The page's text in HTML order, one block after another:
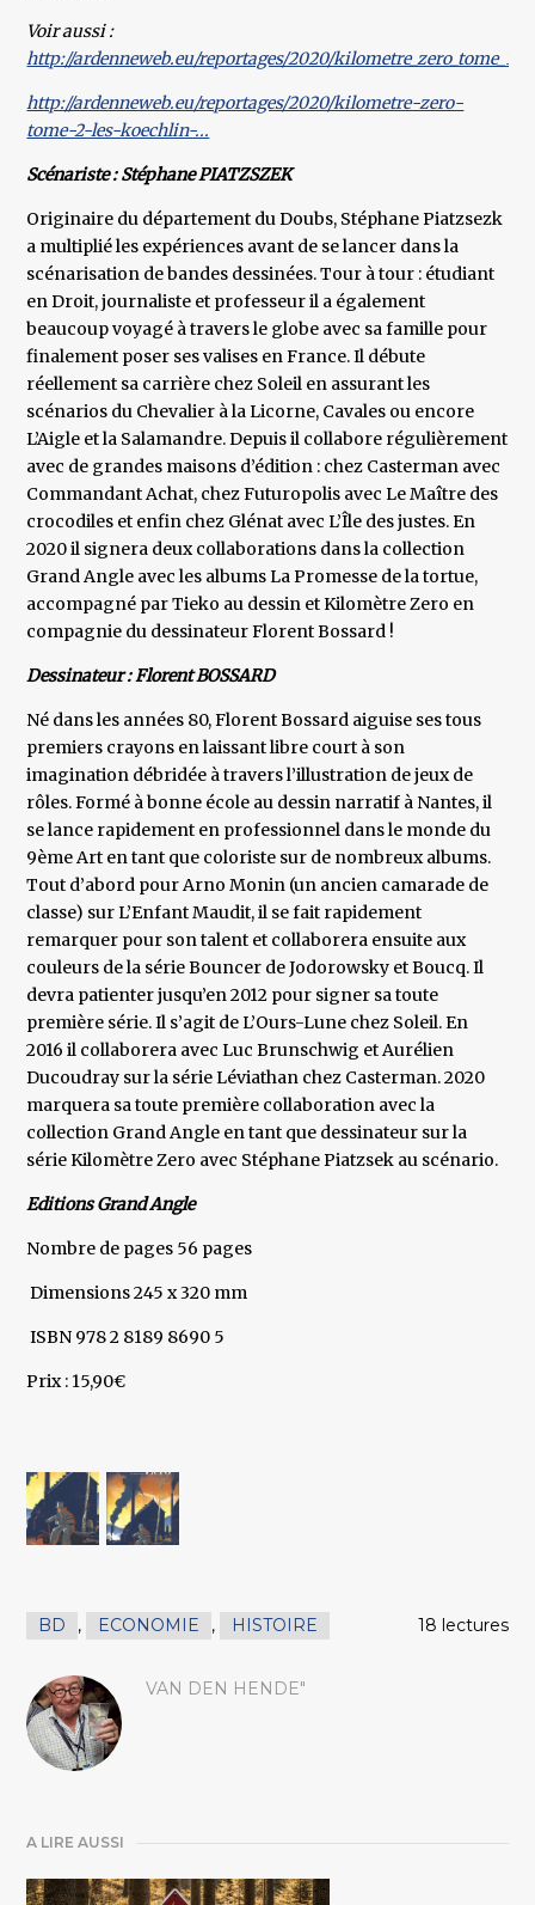
Voir aussi :
http://ardenneweb.eu/reportages/2020/
http://ardenneweb.eu/reportages/2020/kilometre-zero-
tome-2-les-koechlin-...
Scénariste : Stéphane PIATZSZEK
Originaire du département du Doubs, Stéphane Piatzsezk
a multiplié les expériences avant de se lancer dans la
scénarisation de bandes dessinées. Tour à tour : étudiant
en Droit, journaliste et professeur il a également
beaucoup voyagé à travers le globe avec sa famille pour
finalement poser ses valises en France. Il débute
réellement sa carrière chez Soleil en assurant les
scénarios du Chevalier à la Licorne, Cavales ou encore
L’Aigle et la Salamandre. Depuis il collabore régulièrement
avec de grandes maisons d’édition : chez Casterman avec
Commandant Achat, chez Futuropolis avec Le Maître des
crocodiles et enfin chez Glénat avec L’Île des justes. En
2020 il signera deux collaborations dans la collection
Grand Angle avec les albums La Promesse de la tortue,
accompagné par Tieko au dessin et Kilomètre Zero en
compagnie du dessinateur Florent Bossard !
Dessinateur : Florent BOSSARD
Né dans les années 80, Florent Bossard aiguise ses tous
premiers crayons en laissant libre court à son
imagination débridée à travers l’illustration de jeux de
rôles. Formé à bonne école au dessin narratif à Nantes, il
se lance rapidement en professionnel dans le monde du
9ème Art en tant que coloriste sur de nombreux albums.
Tout d’abord pour Arno Monin (un ancien camarade de
classe) sur L’Enfant Maudit, il se fait rapidement
remarquer pour son talent et collaborera ensuite aux
couleurs de la série Bouncer de Jodorowsky et Boucq. Il
devra patienter jusqu’en 2012 pour signer sa toute
première série. Il s’agit de L’Ours-Lune chez Soleil. En
2016 il collaborera avec Luc Brunschwig et Aurélien
Ducoudray sur la série Léviathan chez Casterman. 2020
marquera sa toute première collaboration avec la
collection Grand Angle en tant que dessinateur sur la
série Kilomètre Zero avec Stéphane Piatzsek au scénario.
Editions Grand Angle
Nombre de pages 56 pages
Dimensions 245 x 320 mm
ISBN 978 2 8189 8690 5
Prix : 15,90€
BD , ECONOMIE , HISTOIRE 18 lectures
VAN DEN HENDE"
A LIRE AUSSI